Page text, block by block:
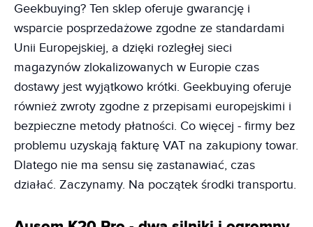
Geekbuying? Ten sklep oferuje gwarancję i
wsparcie posprzedażowe zgodne ze standardami
Unii Europejskiej, a dzięki rozległej sieci
magazynów zlokalizowanych w Europie czas
dostawy jest wyjątkowo krótki. Geekbuying oferuje
również zwroty zgodne z przepisami europejskimi i
bezpieczne metody płatności. Co więcej - firmy bez
problemu uzyskają fakturę VAT na zakupiony towar.
Dlatego nie ma sensu się zastanawiać, czas
działać. Zaczynamy. Na początek środki transportu.